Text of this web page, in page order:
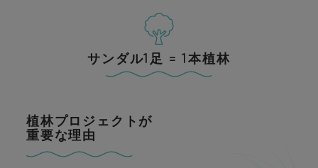
サンダル1足 = 1本植林
植林プロジェクトが
重要な理由